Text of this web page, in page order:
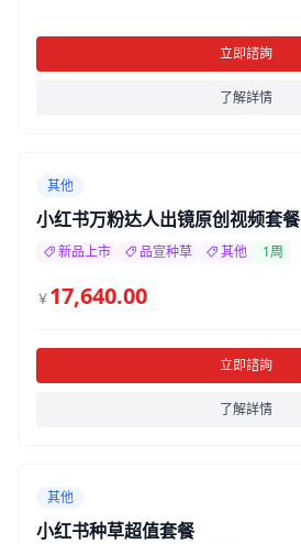
立即諮詢
了解詳情
其他
小红书万粉达人出镜原创视频套餐
新品上市 品宣种草 其他 1周
￥17,640.00
立即諮詢
了解詳情
其他
小红书种草超值套餐